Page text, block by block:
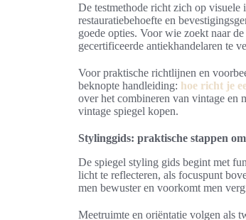
De testmethode richt zich op
restauratiebehoefte en
goede opties. Voor wie zoekt naar
gecertificeerde antiekhandelaren te
Voor praktische richtlijnen en
beknopte handleiding: hoe richt je
over het combineren van vintage en
vintage spiegel kopen.
Stylinggids: praktische stappen
De spiegel styling gids begint met
licht te reflecteren, als focuspunt
men bewuster en voorkomt men
Meetruimte en oriëntatie volgen als